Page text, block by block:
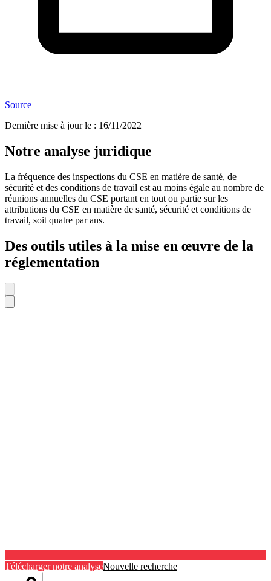
Source
Dernière mise à jour le : 16/11/2022
Notre analyse juridique
La fréquence des inspections du CSE en matière de santé, de
sécurité et des conditions de travail est au moins égale au nombre de
réunions annuelles du CSE portant en tout ou partie sur les
attributions du CSE en matière de santé, sécurité et conditions de
travail, soit quatre par ans.
Des outils utiles à la mise en œuvre de la
réglementation
Télécharger notre analyseNouvelle recherche